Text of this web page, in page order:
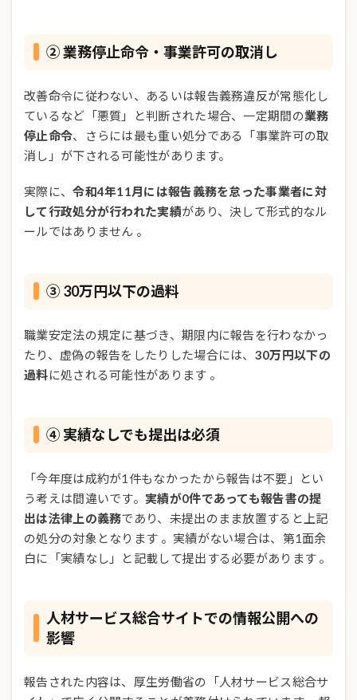
② 業務停止命令・事業許可の取消し
改善命令に従わない、あるいは報告義務違反が常態化し
ているなど「悪質」と判断された場合、一定期間の業務
停止命令、さらには最も重い処分である「事業許可の取
消し」が下される可能性があります。
実際に、令和4年11月には報告義務を怠った事業者に対
して行政処分が行われた実績があり、決して形式的なル
ールではありません 。
③ 30万円以下の過料
職業安定法の規定に基づき、期限内に報告を行わなかっ
たり、虚偽の報告をしたりした場合には、 30万円以下の
過料に処される可能性があります 。
④ 実績なしでも提出は必須
「今年度は成約が1件もなかったから報告は不要」とい
う考えは間違いです。 実績が0件であっても報告書の提
出は法律上の義務であり、未提出のまま放置すると上記
の処分の対象となります 。実績がない場合は、第1面余
白に「実績なし」と記載して提出する必要があります 。
人材サービス総合サイトでの情報公開への
影響
報告された内容は、厚生労働省の「人材サービス総合サ